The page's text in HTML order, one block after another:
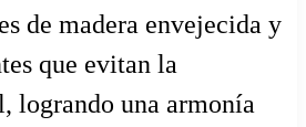
de madera envejecida y
que evitan la
logrando una armonía